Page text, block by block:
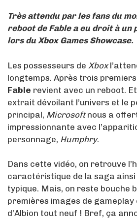
Très attendu par les fans du
reboot de Fable a eu droit à
lors du Xbox Games Showcase.
Les possesseurs de Xbox
longtemps. Après trois
Fable revient avec un reboot.
extrait dévoilant l’univers et le
principal, Microsoftnous a
impressionnante avec
personnage, Humphry.
Dans cette vidéo, on retrouve
caractéristique de la saga ainsi
typique. Mais, on reste bouche
premières images de gameplay
d’Albion tout neuf ! Bref, ça